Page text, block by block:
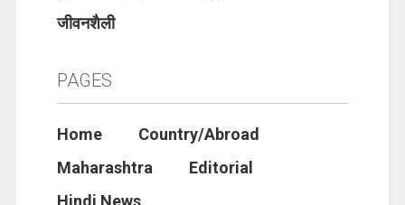
जीवनशैली
PAGES
Home
Country/Abroad
Maharashtra
Editorial
Hindi News